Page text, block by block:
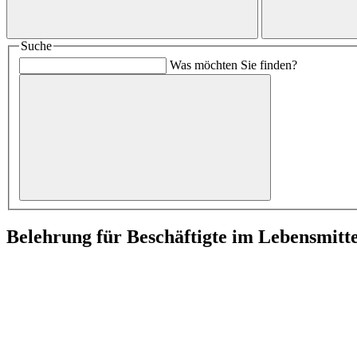
Suche
Was möchten Sie finden?
Belehrung für Beschäftigte im